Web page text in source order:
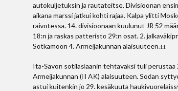
autokuljetuksin ja rautateitse. Divisioonan
aikana marssi jatkui kohti rajaa. Kalpa ylitti
raivotessa. 14. divisioonaan kuulunut JR 52
18:n ja raskas patteristo 29:n osat. 2.
Sotkamoon 4. Armeijakunnan alaisuuteen.11
Itä-Savon sotilasläänin tehtäväksi tuli perustaa
Armeijakunnan (II AK) alaisuuteen. Sodan
astui kuitenkin jo 29. kesäkuuta